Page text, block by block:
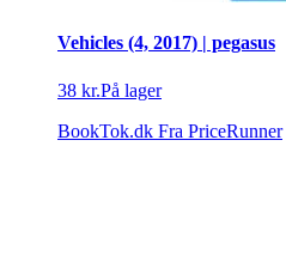
Vehicles (4, 2017) | pegasus
38 kr.På lager
BookTok.dk Fra PriceRunner